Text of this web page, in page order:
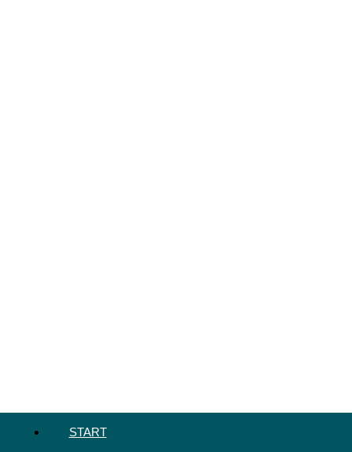
START